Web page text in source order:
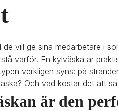
vill ge sina medarbetare i
varför. En kylväska är
verkligen syns: på
Och vad kostar det att
är den